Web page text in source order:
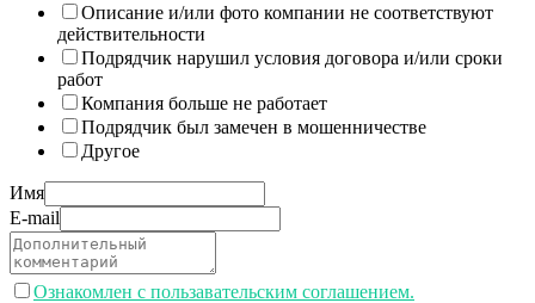
Описание и/или фото компании не соответствуют
действительности
Подрядчик нарушил условия договора и/или сроки
работ
Компания больше не работает
Подрядчик был замечен в мошенничестве
Другое
Имя
E-mail
Ознакомлен с пользавательским соглашением.